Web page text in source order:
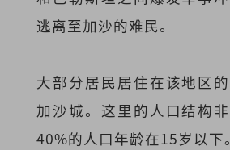
逃离至加沙的难民。
大部分居民居住在该地区
加沙城。这里的人口结构
40%的人口年龄在15岁以下。